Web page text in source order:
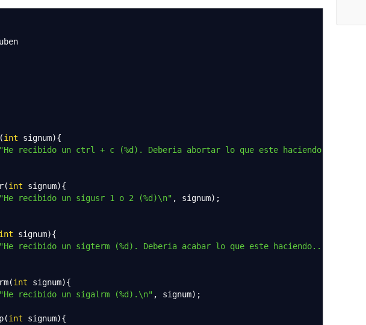
(int signum){
"He recibido un ctrl + c (%d). Deberia abortar lo que este haciendo ahora.
(int signum){
"He recibido un sigusr 1 o 2 (%d)\n" , signum) ;
int signum){
"He recibido un sigterm (%d). Deberia acabar lo que este haciendo...
(int signum){
"He recibido un sigalrm (%d). \n" , signum) ;
(int signum){